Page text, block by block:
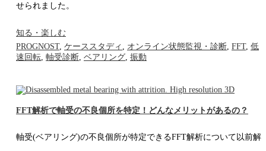
せられました。
知る・楽しむ
PROGNOST, ケーススタディ オンライン状態監視・診断 FFT, 低
速回転 軸受診断 ベアリング 振動
FFT解析で軸受の不良個所を特定！どんなメリットがあるの？
軸受(ベアリング)の不良個所が特定できるFFT解析について以前解